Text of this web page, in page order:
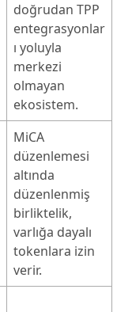
doğrudan TPP
entegrasyonlar
ı yoluyla
merkezi
olmayan
ekosistem.
MiCA
düzenlemesi
altında
düzenlenmiş
birliktelik,
varlığa dayalı
tokenlara izin
verir.